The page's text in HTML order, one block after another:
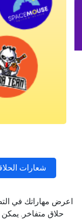
شعارات
اعرض مهاراتك في
حلاق متفاخر.